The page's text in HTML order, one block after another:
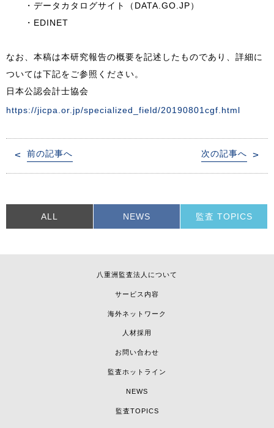
・データカタログサイト（DATA.GO.JP）
・EDINET
なお、本稿は本研究報告の概要を記述したものであり、詳細に
ついては下記をご参照ください。
日本公認会計士協会
https://jicpa.or.jp/specialized_field/20190801cgf.html
投
ゲ
シ
前の記事へ 次の記事へ
ALL NEWS 監査 TOPICS
八重洲監査法人について
サービス内容
海外ネットワーク
人材採用
お問い合わせ
監査ホットライン
NEWS
監査TOPICS